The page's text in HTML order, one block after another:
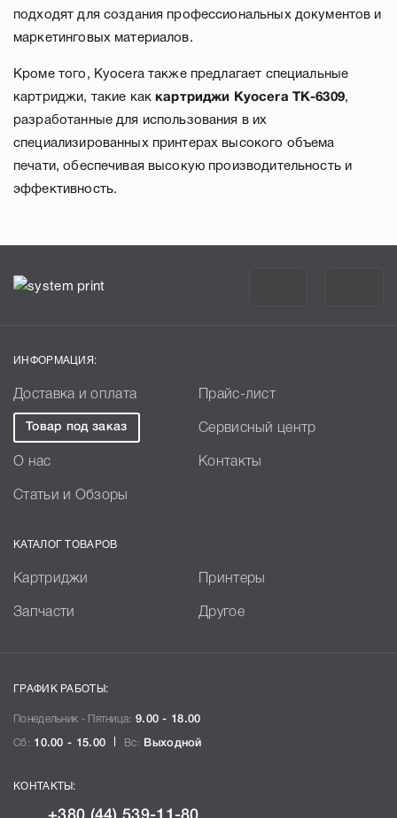
подходят для создания профессиональных документов и
маркетинговых материалов.
Кроме того, Kyocera также предлагает специальные
картриджи, такие каккартриджи Kyocera TK-6309,
разработанные для использования в их
специализированных принтерах высокого объема
печати, обеспечивая высокую производительность и
эффективность.
ИНФОРМАЦИЯ:
Доставка и оплата Прайс-лист
Товар под заказ Сервисный центр
О нас Контакты
Статьи и Обзоры
КАТАЛОГ ТОВАРОВ
Картриджи Принтеры
Запчасти Другое
ГРАФИК РАБОТЫ:
Понедельник - Пятница: 9.00 - 18.00
Сб: 10.00 - 15.00 Вс: Выходной
КОНТАКТЫ: